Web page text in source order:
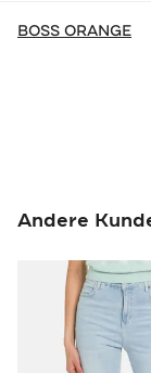
BOSS ORANGE
Andere